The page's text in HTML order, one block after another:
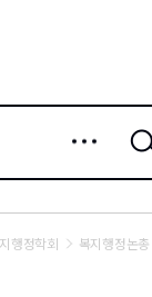
검색
행정학회 복지행정논총